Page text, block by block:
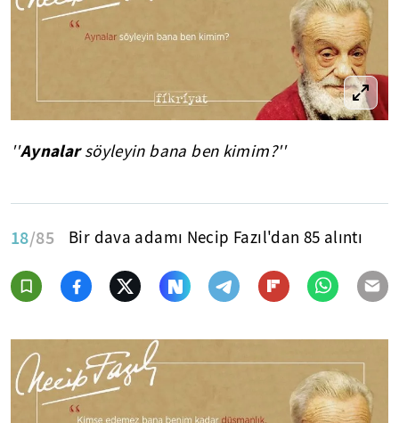
''Aynalarsöyleyin bana ben kimim?''
18/85 Bir dava adamı Necip Fazıl'dan 85 alıntı